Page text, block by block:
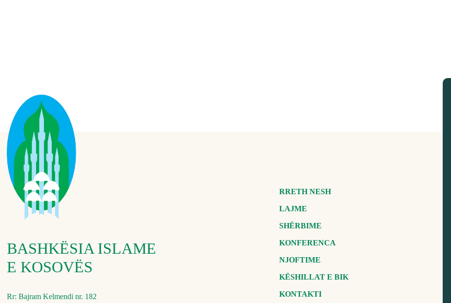
BASHKËSIA ISLAME
E KOSOVËS
Rr: Bajram Kelmendi nr. 182
RRETH NESH
LAJME
SHËRBIME
KONFERENCA
NJOFTIME
KËSHILLAT E BIK
KONTAKTI